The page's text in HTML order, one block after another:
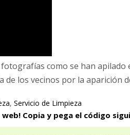
como se han apilado
de los vecinos por la aparición
, Servicio de Limpieza
Copia y pega el código